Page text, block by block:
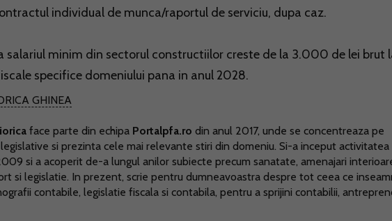
individual de munca/raportul de serviciu, dupa caz.
salariul minim din sectorul constructiilor creste de la 3.000 de lei brut
specifice domeniului pana in anul 2028.
GHINEA
face parte din echipa Portalpfa.ro din anul 2017, unde se concentreaza pe
si prezinta cele mai relevante stiri din domeniu. Si-a inceput activitatea
si a acoperit de-a lungul anilor subiecte precum sanatate, amenajari
si legislatie. In prezent, scrie pentru dumneavoastra despre tot ceea ce
contabile, legislatie fiscala si contabila, pentru a sprijini contabilii,